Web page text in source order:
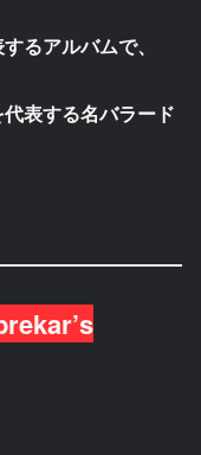
るアルバムで、
表する名バラード